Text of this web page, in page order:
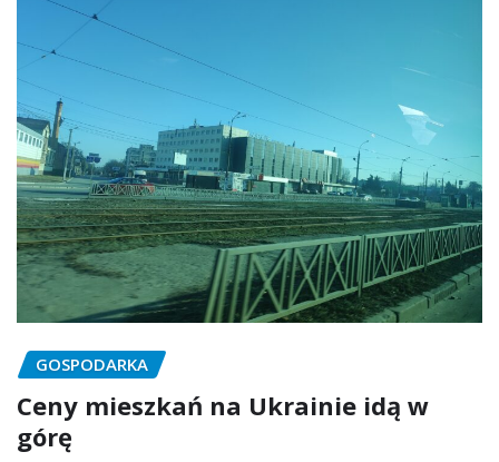
GOSPODARKA
Ceny mieszkań na Ukrainie idą w
górę